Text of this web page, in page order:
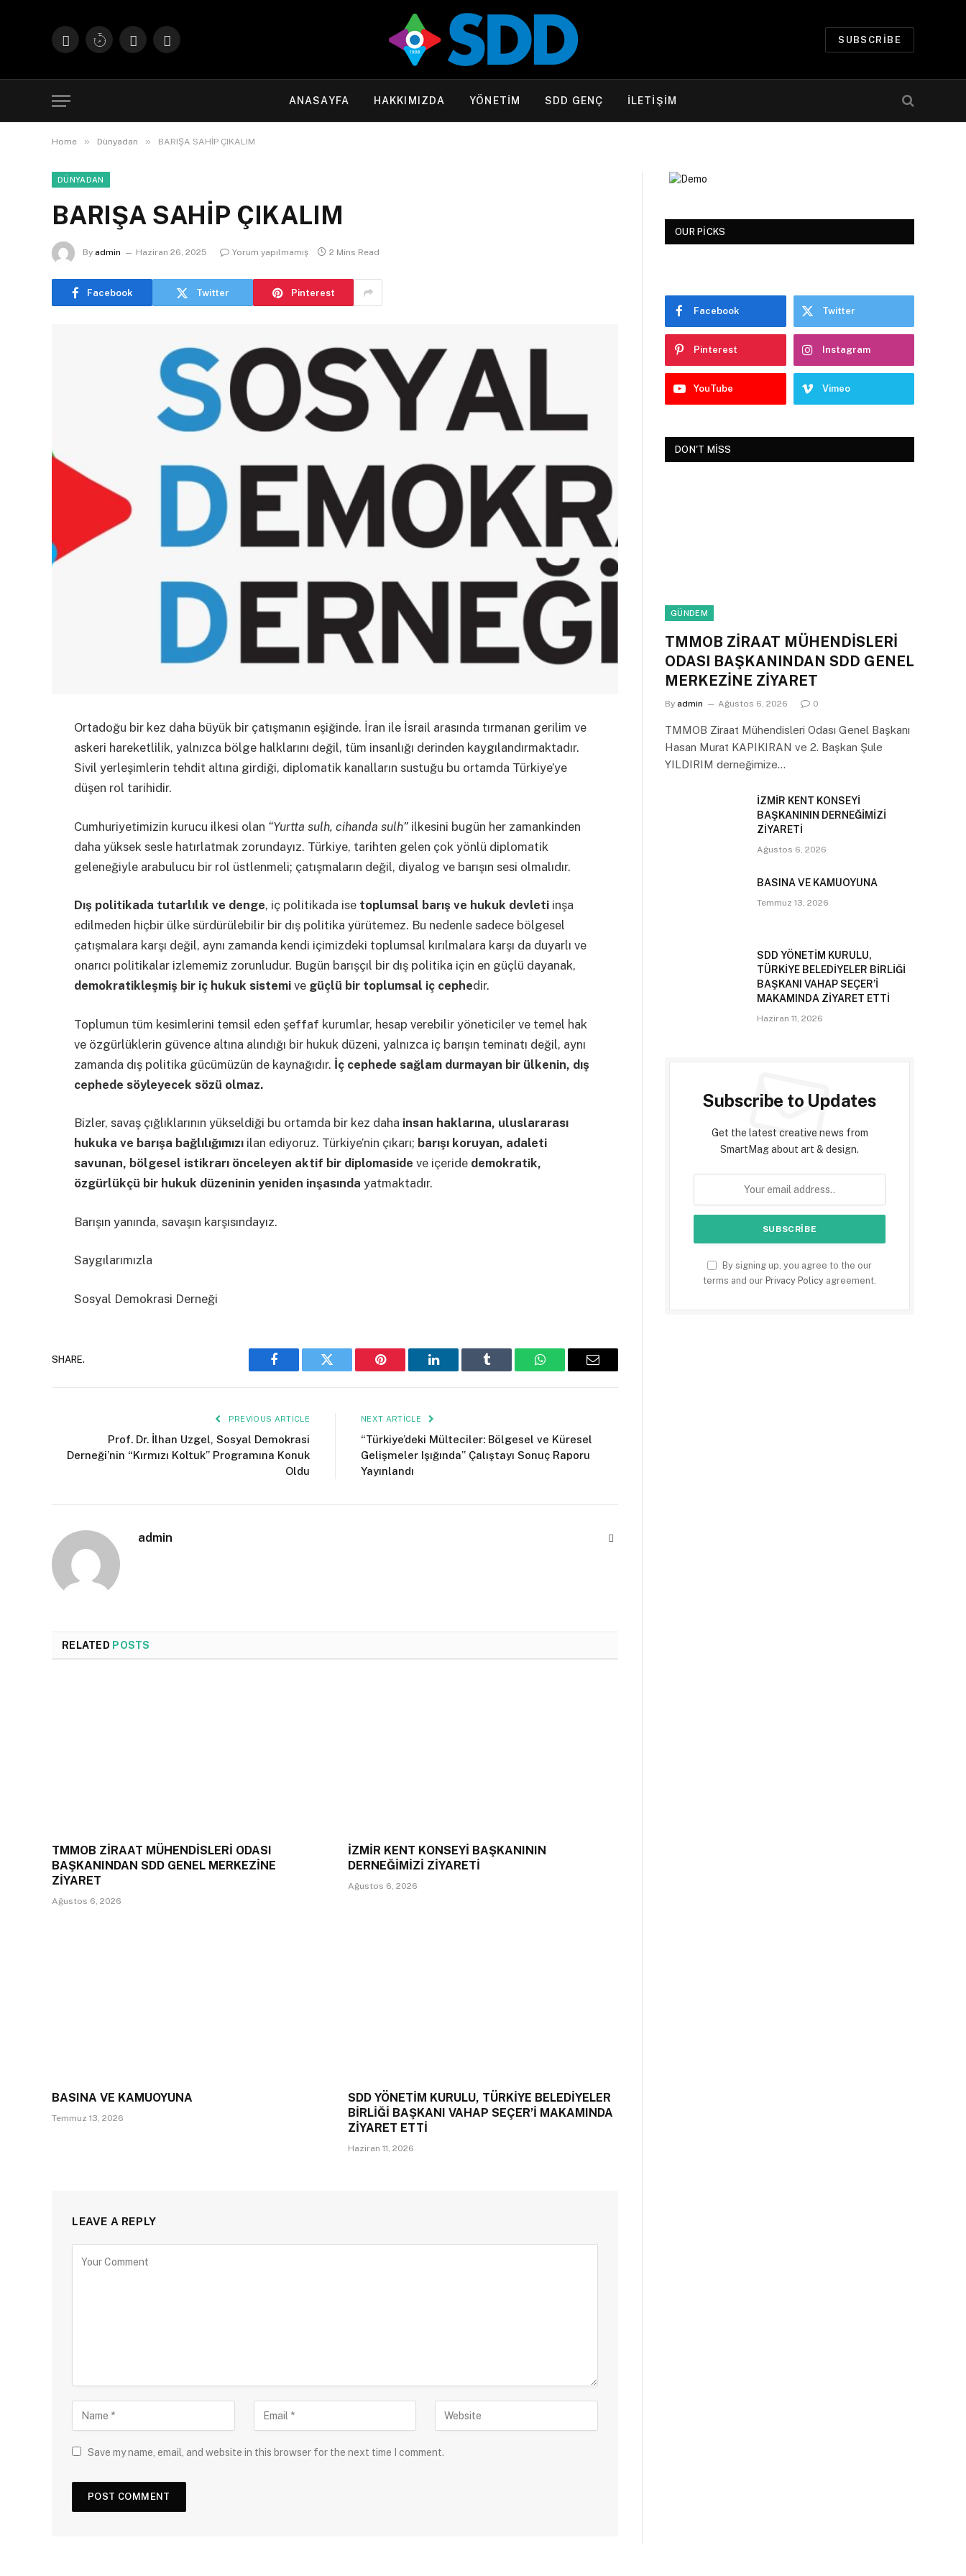
Facebook
X
InstagramYouTube
SUBSCRIBE
ANASAYFA HAKKIMIZDA YÖNETİM SDD GENÇ İLETİŞİM
Home » Dünyadan » BARIŞA SAHİP ÇIKALIM
DÜNYADAN
BARIŞA SAHİP ÇIKALIM
By admin Haziran 26, 2025 Yorum yapılmamış 2 Mins Read
Facebook Twitter Pinterest
Ortadoğu bir kez daha büyük bir çatışmanın eşiğinde. İran ile İsrail arasında tırmanan gerilim ve
askeri hareketlilik, yalnızca bölge halklarını değil, tüm insanlığı derinden kaygılandırmaktadır.
Sivil yerleşimlerin tehdit altına girdiği, diplomatik kanalların sustuğu bu ortamda Türkiye’ye
düşen rol tarihidir.
Cumhuriyetimizin kurucu ilkesi olan “Yurtta sulh, cihanda sulh” ilkesini bugün her zamankinden
daha yüksek sesle hatırlatmak zorundayız. Türkiye, tarihten gelen çok yönlü diplomatik
geleneğiyle arabulucu bir rol üstlenmeli; çatışmaların değil, diyalog ve barışın sesi olmalıdır.
Dış politikada tutarlılık ve denge, iç politikada ise toplumsal barış ve hukuk devleti inşa
edilmeden hiçbir ülke sürdürülebilir bir dış politika yürütemez. Bu nedenle sadece bölgesel
çatışmalara karşı değil, aynı zamanda kendi içimizdeki toplumsal kırılmalara karşı da duyarlı ve
onarıcı politikalar izlememiz zorunludur. Bugün barışçıl bir dış politika için en güçlü dayanak,
demokratikleşmiş bir iç hukuk sistemi ve güçlü bir toplumsal iç cephedir.
Toplumun tüm kesimlerini temsil eden şeffaf kurumlar, hesap verebilir yöneticiler ve temel hak
ve özgürlüklerin güvence altına alındığı bir hukuk düzeni, yalnızca iç barışın teminatı değil, aynı
zamanda dış politika gücümüzün de kaynağıdır. İç cephede sağlam durmayan bir ülkenin, dış
cephede söyleyecek sözü olmaz.
Bizler, savaş çığlıklarının yükseldiği bu ortamda bir kez daha insan haklarına, uluslararası
hukuka ve barışa bağlılığımızı ilan ediyoruz. Türkiye’nin çıkarı; barışı koruyan, adaleti
savunan, bölgesel istikrarı önceleyen aktif bir diplomaside ve içeride demokratik,
özgürlükçü bir hukuk düzeninin yeniden inşasında yatmaktadır.
Barışın yanında, savaşın karşısındayız.
Saygılarımızla
Sosyal Demokrasi Derneği
SHARE.
Facebook Twitter Pinterest LinkedIn Tumblr WhatsAppEmail
PREVIOUS ARTICLE
Prof. Dr. İlhan Uzgel, Sosyal Demokrasi
Derneği’nin “Kırmızı Koltuk” Programına Konuk
Oldu
NEXT ARTICLE
“Türkiye’deki Mülteciler: Bölgesel ve Küresel
Gelişmeler Işığında” Çalıştayı Sonuç Raporu
Yayınlandı
admin
RELATED POSTS
TMMOB ZİRAAT MÜHENDİSLERİ ODASI
BAŞKANINDAN SDD GENEL MERKEZİNE
ZİYARET
Ağustos 6, 2026
İZMİR KENT KONSEYİ BAŞKANININ
DERNEĞİMİZİ ZİYARETİ
Ağustos 6, 2026
BASINA VE KAMUOYUNA
Temmuz 13, 2026
SDD YÖNETİM KURULU, TÜRKİYE BELEDİYELER
BİRLİĞİ BAŞKANI VAHAP SEÇER’İ MAKAMINDA
ZİYARET ETTİ
Haziran 11, 2026
LEAVE A REPLY
Save my name, email, and website in this browser for the next time I comment.
OUR PICKS
Facebook Twitter
Pinterest Instagram
YouTube Vimeo
DON'T MISS
GÜNDEM
TMMOB ZİRAAT MÜHENDİSLERİ
ODASI BAŞKANINDAN SDD GENEL
MERKEZİNE ZİYARET
By admin Ağustos 6, 2026 0
TMMOB Ziraat Mühendisleri Odası Genel Başkanı
Hasan Murat KAPIKIRAN ve 2. Başkan Şule
YILDIRIM derneğimize…
İZMİR KENT KONSEYİ
BAŞKANININ DERNEĞİMİZİ
ZİYARETİ
Ağustos 6, 2026
BASINA VE KAMUOYUNA
Temmuz 13, 2026
SDD YÖNETİM KURULU,
TÜRKİYE BELEDİYELER BİRLİĞİ
BAŞKANI VAHAP SEÇER’İ
MAKAMINDA ZİYARET ETTİ
Haziran 11, 2026
Subscribe to Updates
Get the latest creative news from
SmartMag about art & design.
By signing up, you agree to the our
terms and our Privacy Policy agreement.